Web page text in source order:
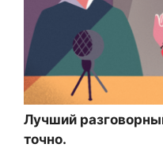
Лучший
точно.